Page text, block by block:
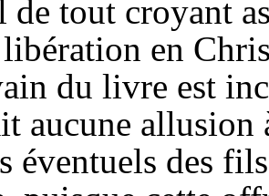
de tout croyant
en
du livre est
aucune
éventuels des